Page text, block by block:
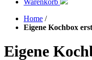
Warenkorb
Home /
Eigene Kochbox
Eigene